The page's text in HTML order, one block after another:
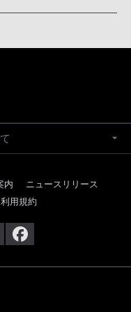
内
ニュースリリース
用規約